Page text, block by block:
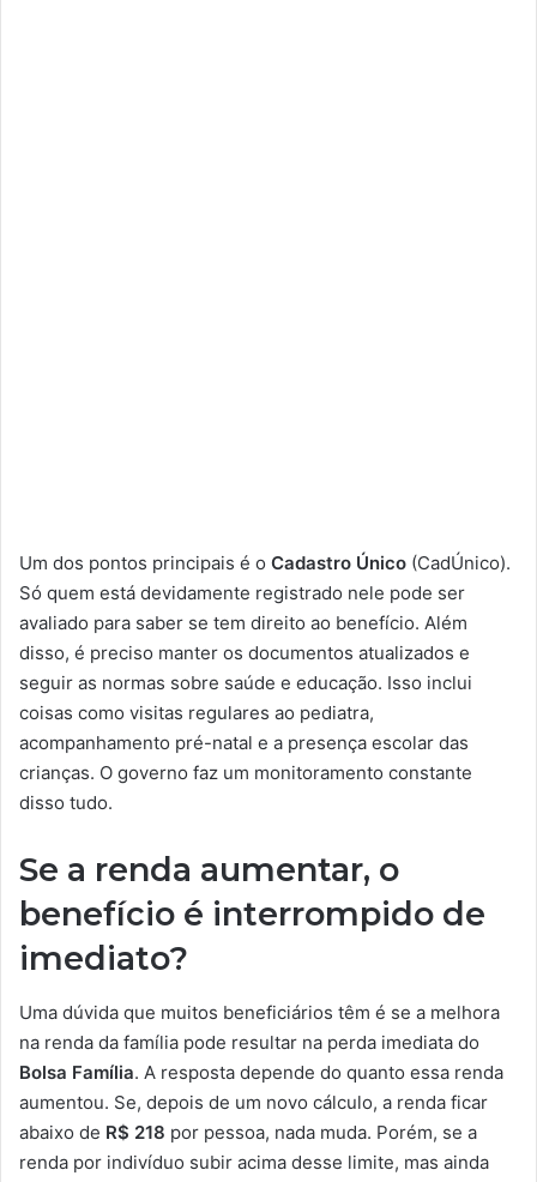
Um dos pontos principais é o Cadastro Único (CadÚnico).
Só quem está devidamente registrado nele pode ser
avaliado para saber se tem direito ao benefício. Além
disso, é preciso manter os documentos atualizados e
seguir as normas sobre saúde e educação. Isso inclui
coisas como visitas regulares ao pediatra,
acompanhamento pré-natal e a presença escolar das
crianças. O governo faz um monitoramento constante
disso tudo.
Se a renda aumentar, o
benefício é interrompido de
imediato?
Uma dúvida que muitos beneficiários têm é se a melhora
na renda da família pode resultar na perda imediata do
Bolsa Família. A resposta depende do quanto essa renda
aumentou. Se, depois de um novo cálculo, a renda ficar
abaixo de R$ 218 por pessoa, nada muda. Porém, se a
renda por indivíduo subir acima desse limite, mas ainda